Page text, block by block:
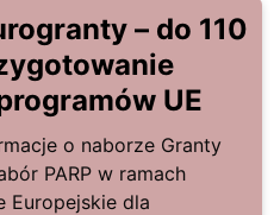
– do 110
UE
o naborze Granty
PARP w ramach
Europejskie dla